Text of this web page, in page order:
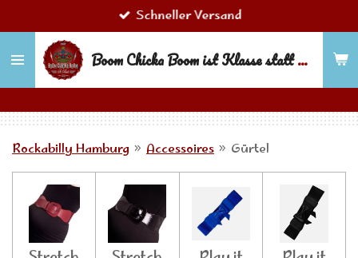
Hauptinhalt
springen
Boom Chicka Boom ist Klasse statt Masse!
Schneller Versand
Rockabilly Hamburg » Accessoires » Gürtel